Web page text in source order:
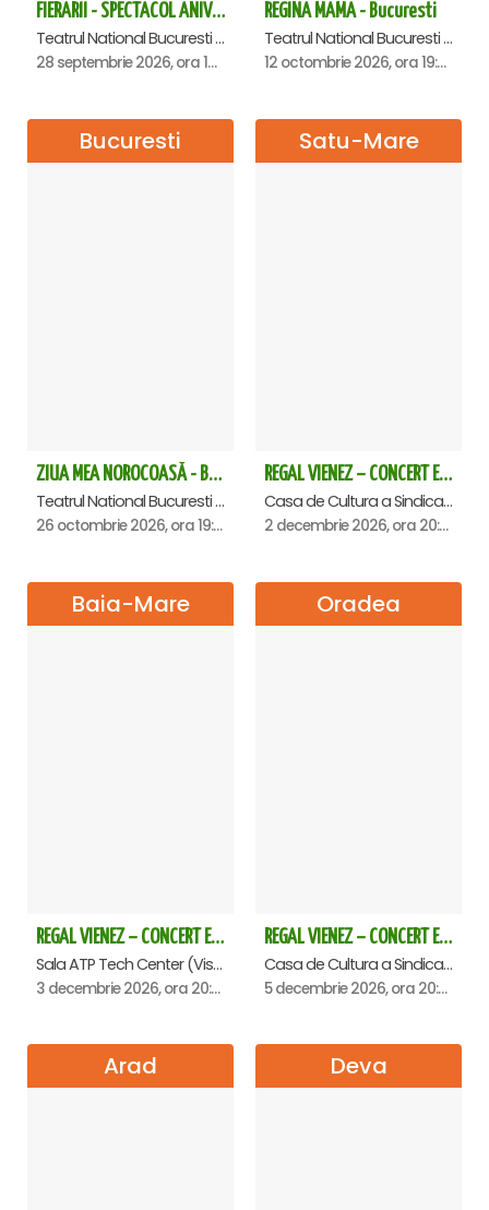
FIERARII - SPECTACOL ANIVERSAR GEORGE MIHĂIȚĂ
Teatrul National Bucuresti - Sala Ion Caramitru, Bucuresti
28 septembrie 2026, ora 19:00
REGINA MAMA - Bucuresti
Teatrul National Bucuresti - Sala Ion Caramitru, Bucuresti
12 octombrie 2026, ora 19:00
Bucuresti
ZIUA MEA NOROCOASĂ - Bucuresti
Teatrul National Bucuresti - Sala Ion Caramitru, Bucuresti
26 octombrie 2026, ora 19:00
Satu-Mare
REGAL VIENEZ – CONCERT EXTRAORDINAR DE CRACIUN - Satu Mare
Casa de Cultura a Sindicatelor , Satu-Mare
2 decembrie 2026, ora 20:00
Baia-Mare
REGAL VIENEZ – CONCERT EXTRAORDINAR DE CRACIUN - Baia Mare
Sala ATP Tech Center (Vis a vis de Auchan), Baia-Mare
3 decembrie 2026, ora 20:00
Oradea
REGAL VIENEZ – CONCERT EXTRAORDINAR DE CRACIUN - Oradea
Casa de Cultura a Sindicatelor , Oradea
5 decembrie 2026, ora 20:00
Arad Deva